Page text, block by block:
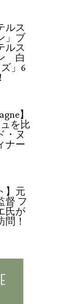
ルス
」ブ
ルス
白
」6
】
を比
・ヌ
ナー
】元
督 フ
氏が
！